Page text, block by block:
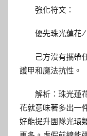
強化符文：
優先珠光蓮花
己方沒有攜帶
護甲和魔法抗性。
解析：珠光蓮
花就意味著多出一
好能提升團隊光環